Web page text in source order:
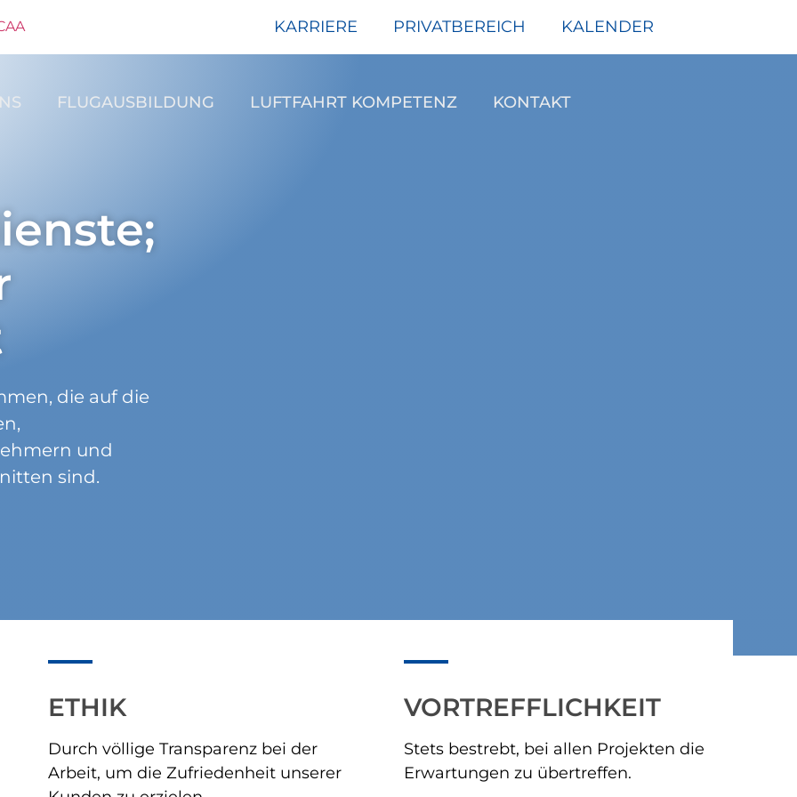
KARRIERE PRIVATBEREICH KALENDER
FLUGAUSBILDUNG LUFTFAHRT KOMPETENZ KONTAKT
die auf die
und
sind.
ETHIK
Durch völlige Transparenz bei der
Arbeit, um die Zufriedenheit unserer
VORTREFFLICHKEIT
Stets bestrebt, bei allen Projekten die
Erwartungen zu übertreffen.